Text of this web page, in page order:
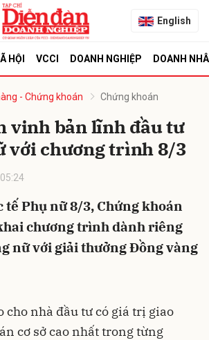
English
HỘI VCCI DOANH NGHIỆP DOANH
- Chứng khoán Chứng khoán
vinh bản lĩnh đầu tư
với chương trình 8/3
tế Phụ nữ 8/3, Chứng khoán
chương trình dành riêng
nữ với giải thưởng Đồng vàng
cho nhà đầu tư có giá trị giao
cơ sở cao nhất trong từng
Hủy